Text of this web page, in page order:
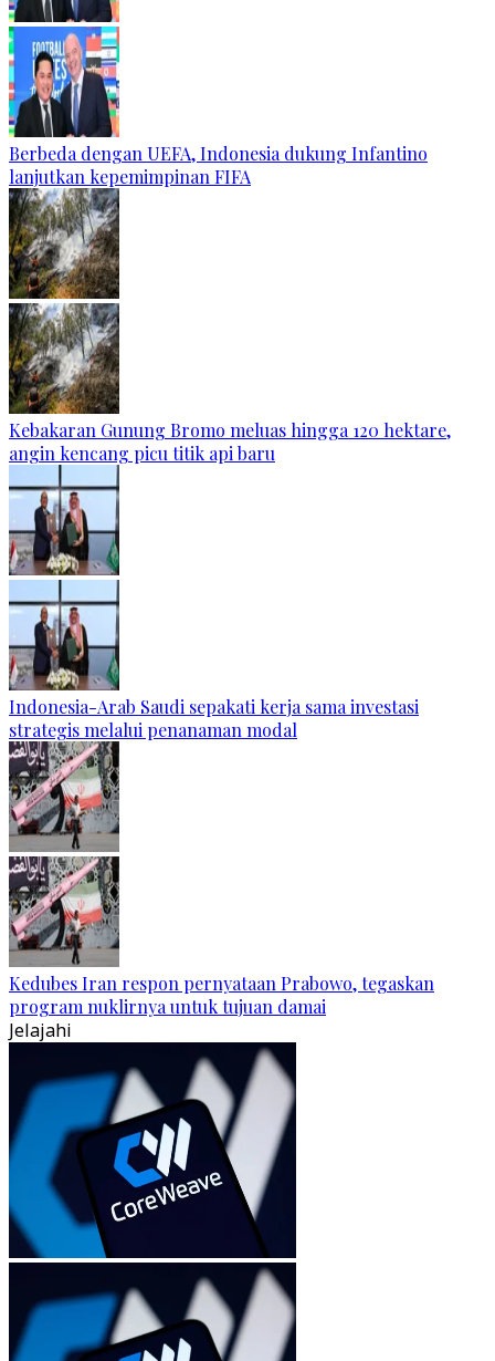
Berbeda dengan UEFA, Indonesia dukung Infantino
lanjutkan kepemimpinan FIFA
Kebakaran Gunung Bromo meluas hingga 120 hektare,
angin kencang picu titik api baru
Indonesia-Arab Saudi sepakati kerja sama investasi
strategis melalui penanaman modal
Kedubes Iran respon pernyataan Prabowo, tegaskan
program nuklirnya untuk tujuan damai
Jelajahi